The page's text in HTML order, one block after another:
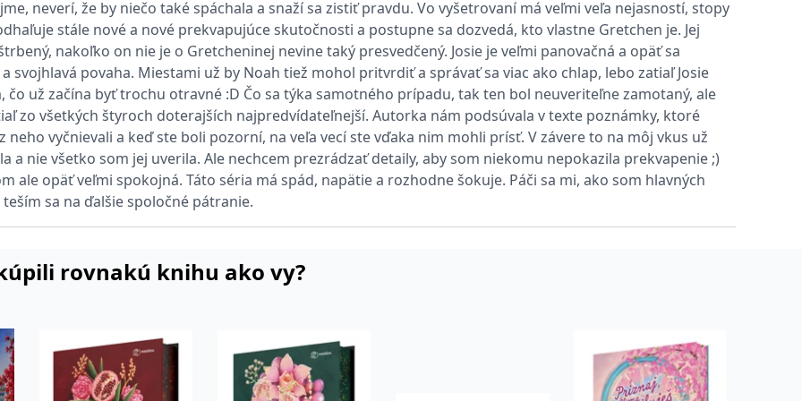
neverí, že by niečo také spáchala a snaží sa zistiť pravdu. Vo vyšetrovaní má veľmi veľa nejasností, stopy
stále nové a nové prekvapujúce skutočnosti a postupne sa dozvedá, kto vlastne Gretchen je. Jej
nakoľko on nie je o Gretcheninej nevine taký presvedčený. Josie je veľmi panovačná a opäť sa
svojhlavá povaha. Miestami už by Noah tiež mohol pritvrdiť a správať sa viac ako chlap, lebo zatiaľ Josie
čo už začína byť trochu otravné :D Čo sa týka samotného prípadu, tak ten bol neuveriteľne zamotaný, ale
zo všetkých štyroch doterajších najpredvídateľnejší. Autorka nám podsúvala v texte poznámky, ktoré
neho vyčnievali a keď ste boli pozorní, na veľa vecí ste vďaka nim mohli prísť. V závere to na môj vkus už
a nie všetko som jej uverila. Ale nechcem prezrádzať detaily, aby som niekomu nepokazila prekvapenie ;)
ale opäť veľmi spokojná. Táto séria má spád, napätie a rozhodne šokuje. Páči sa mi, ako som hlavných
sa na ďalšie spoločné pátranie.
rovnakú knihu ako vy?
k poskytování řady reklamních produktů, jako je nabízení cen v reálném čase od inzerentů třetích stran
používá společnost Bing k určení, jaké reklamy by se měly zobrazovat a které by mohly být relevantní pro koncového uživatele, který si prohlíží
strany společnosti Microsoft MSN, které zajišťuje správné fungování této webové stránky.
je v Microsoftu široce používán jako jedinečný identifikátor uživatele. Lze jej nastavit pomocí vložených skriptů Microsoft. Široce se věří, že se
různými doménami společnosti Microsoft, což umožňuje sledování uživatelů.
nastavuje společnost Doubleclick a provádí informace o tom, jak koncový uživatel používá webové stránky a jakoukoli reklamu, kterou koncový
uživatele podporuje soubory cookie.